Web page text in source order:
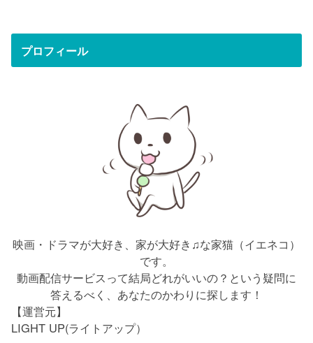
プロフィール
映画・ドラマが大好き、家が大好き♫な家猫（イエネコ）
です。
動画配信サービスって結局どれがいいの？という疑問に
答えるべく、あなたのかわりに探します！
【運営元】
LIGHT UP(ライトアップ）